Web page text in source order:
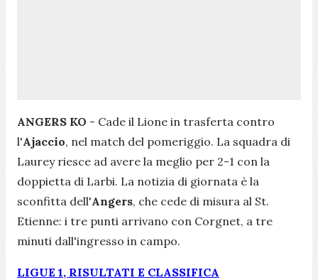
ANGERS KO - Cade il Lione in trasferta contro
l'Ajaccio, nel match del pomeriggio. La squadra di
Laurey riesce ad avere la meglio per 2-1 con la
doppietta di Larbi. La notizia di giornata è la
sconfitta dell'Angers, che cede di misura al St.
Etienne: i tre punti arrivano con Corgnet, a tre
minuti dall'ingresso in campo.
LIGUE 1, RISULTATI E CLASSIFICA